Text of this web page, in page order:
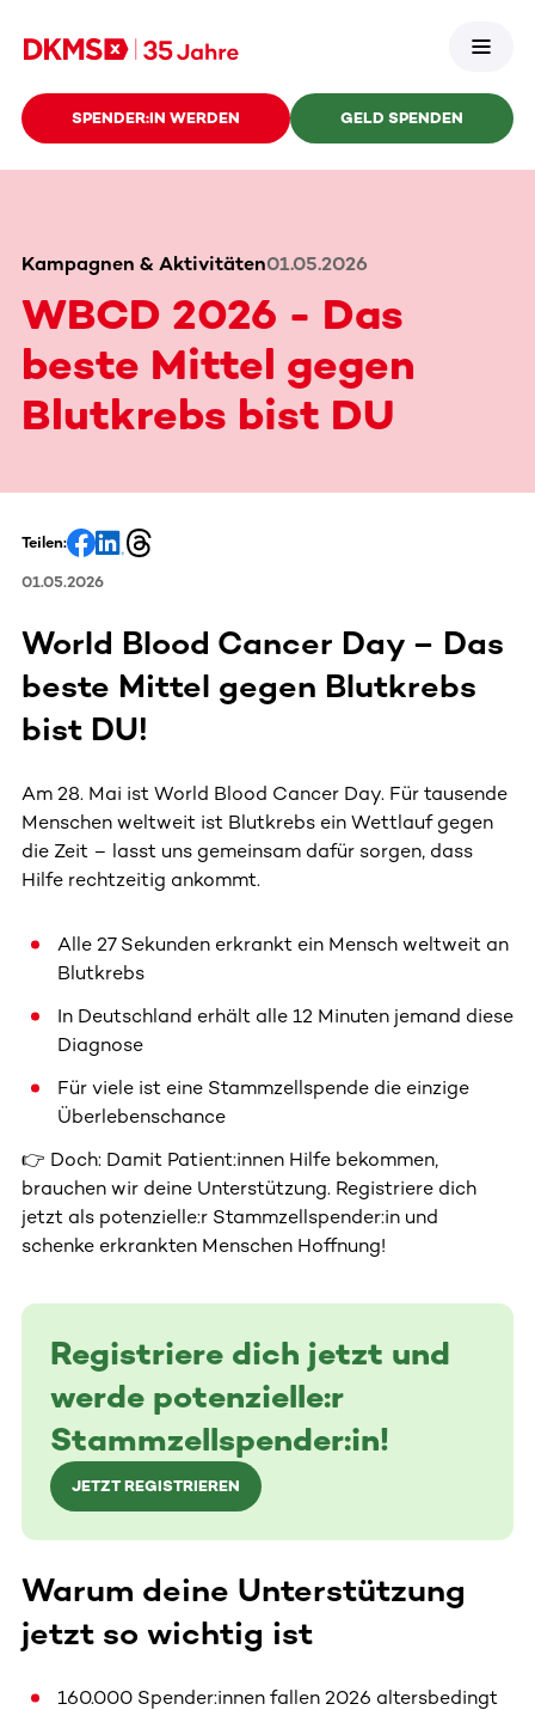
SPENDER:IN WERDEN GELD SPENDEN
Kampagnen & Aktivitäten01.05.2026
WBCD 2026 - Das
beste Mittel gegen
Blutkrebs bist DU
Teilen:
01.05.2026
World Blood Cancer Day – Das
beste Mittel gegen Blutkrebs
bist DU!
Am 28. Mai ist World Blood Cancer Day. Für tausende
Menschen weltweit ist Blutkrebs ein Wettlauf gegen
die Zeit – lasst uns gemeinsam dafür sorgen, dass
Hilfe rechtzeitig ankommt.
Alle 27 Sekunden erkrankt ein Mensch weltweit an
Blutkrebs
In Deutschland erhält alle 12 Minuten jemand diese
Diagnose
Für viele ist eine Stammzellspende die einzige
Überlebenschance
👉 Doch: Damit Patient:innen Hilfe bekommen,
brauchen wir deine Unterstützung. Registriere dich
jetzt als potenzielle:r Stammzellspender:in und
schenke erkrankten Menschen Hoffnung!
Registriere dich jetzt und
werde potenzielle:r
Stammzellspender:in!
JETZT REGISTRIEREN
Warum deine Unterstützung
jetzt so wichtig ist
160.000 Spender:innen fallen 2026 altersbedingt